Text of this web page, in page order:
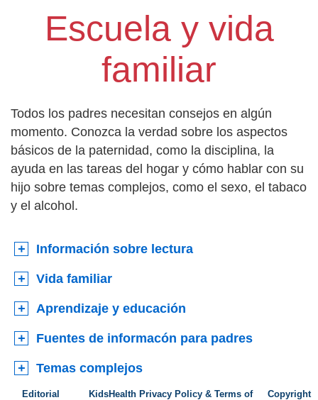
Escuela y vida
familiar
Todos los padres necesitan consejos en algún
momento. Conozca la verdad sobre los aspectos
básicos de la paternidad, como la disciplina, la
ayuda en las tareas del hogar y cómo hablar con su
hijo sobre temas complejos, como el sexo, el tabaco
y el alcohol.
Información sobre lectura
Vida familiar
Aprendizaje y educación
Fuentes de informacón para padres
Temas complejos
Editorial
KidsHealth Privacy Policy & Terms of
Copyright